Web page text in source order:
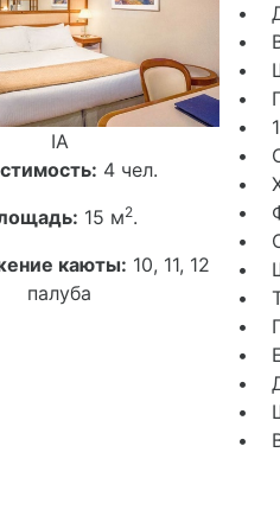
IA
4 чел.
15 м2.
каюты: 10, 11, 12
палуба
•
•
•
•
•
•
•
•
•
•
•
•
•
•
•
• В